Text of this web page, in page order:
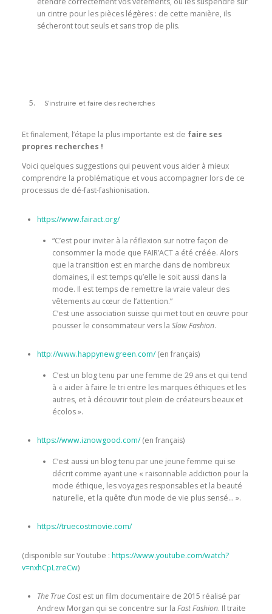
un cintre pour les pièces légères : de cette manière, ils
sécheront tout seuls et sans trop de plis.
S’instruire et faire des recherches
Et finalement, l’étape la plus importante est de faire ses
propres recherches !
Voici quelques suggestions qui peuvent vous aider à mieux
comprendre la problématique et vous accompagner lors de ce
processus de dé-fast-fashionisation.
https://www.fairact.org/
“C’est pour inviter à la réflexion sur notre façon de
consommer la mode que FAIR’ACT a été créée. Alors
que la transition est en marche dans de nombreux
domaines, il est temps qu’elle le soit aussi dans la
mode. Il est temps de remettre la vraie valeur des
vêtements au cœur de l’attention.”
C’est une association suisse qui met tout en œuvre pour
pousser le consommateur vers la Slow Fashion.
http://www.happynewgreen.com/(en français)
C’est un blog tenu par une femme de 29 ans et qui tend
à « aider à faire le tri entre les marques éthiques et les
autres, et à découvrir tout plein de créateurs beaux et
écolos ».
https://www.iznowgood.com/(en français)
C’est aussi un blog tenu par une jeune femme qui se
décrit comme ayant une « raisonnable addiction pour la
mode éthique, les voyages responsables et la beauté
naturelle, et la quête d’un mode de vie plus sensé… ».
https://truecostmovie.com/
(disponible sur Youtube : https://www.youtube.com/watch?
v=nxhCpLzreCw)
The True Costest un film documentaire de 2015 réalisé par
Andrew Morgan qui se concentre sur la Fast Fashion. Il traite